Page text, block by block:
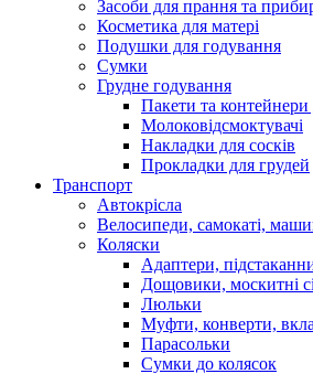
Засоби для прання та
Косметика для матері
Подушки для годування
Сумки
Грудне годування
Пакети та контейнери
Молоковідсмоктувачі
Накладки для сосків
Прокладки для грудей
Транспорт
Автокрісла
Велосипеди, самокаті,
Коляски
Адаптери,
Дощовики, москитні
Люльки
Муфти, конверти,
Парасольки
Сумки до колясок